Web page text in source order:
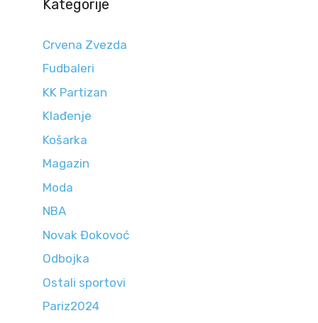
Kategorije
Crvena Zvezda
Fudbaleri
KK Partizan
Klađenje
Košarka
Magazin
Moda
NBA
Novak Đokovoć
Odbojka
Ostali sportovi
Pariz2024